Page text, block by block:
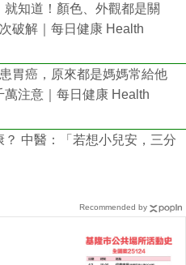
知道！顏色、外觀都是關
破解｜每日健康 Health
胃癌，原來都是媽媽常給他
萬注意｜每日健康 Health
中醫：「若想小兒安，三分
Recommended by